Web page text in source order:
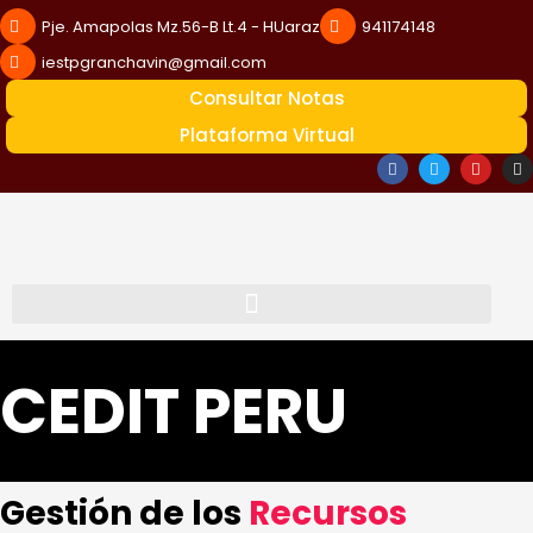
Pje. Amapolas Mz.56-B Lt.4 - HUaraz
941174148
iestpgranchavin@gmail.com
Consultar Notas
Plataforma Virtual
CEDIT PERU
Gestión de los Recursos